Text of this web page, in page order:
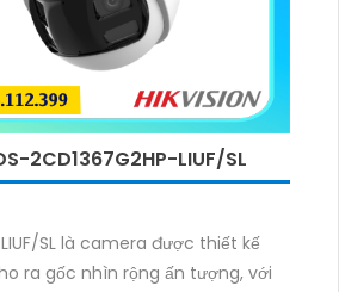
2CD1367G2HP-LIUF/SL
SL là camera được thiết kế
ra gốc nhìn rộng ấn tượng, với